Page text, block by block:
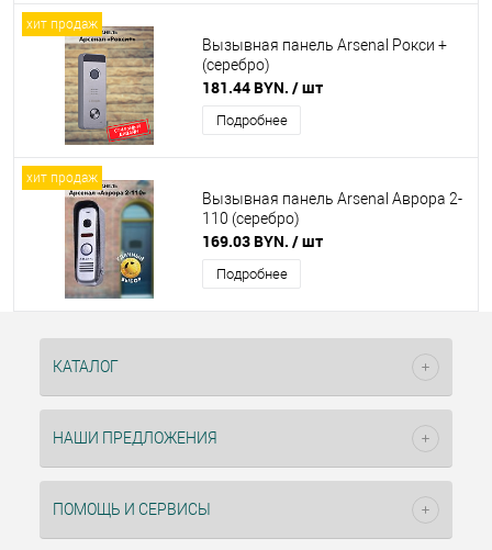
хит продаж
Вызывная панель Arsenal Рокси +
(серебро)
181.44 BYN. / шт
Подробнее
хит продаж
Вызывная панель Arsenal Аврора 2-
110 (серебро)
169.03 BYN. / шт
Подробнее
КАТАЛОГ
НАШИ ПРЕДЛОЖЕНИЯ
ПОМОЩЬ И СЕРВИСЫ